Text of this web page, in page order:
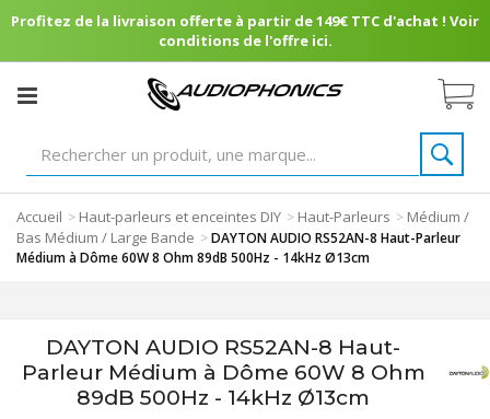
Profitez de la livraison offerte à partir de 149€ TTC d'achat ! Voir
conditions de l'offre ici.
Accueil > Haut-parleurs et enceintes DIY > Haut-Parleurs > Médium /
Bas Médium / Large Bande >DAYTON AUDIO RS52AN-8 Haut-Parleur
Médium à Dôme 60W 8 Ohm 89dB 500Hz - 14kHz Ø13cm
DAYTON AUDIO RS52AN-8 Haut-
Parleur Médium à Dôme 60W 8 Ohm
89dB 500Hz - 14kHz Ø13cm